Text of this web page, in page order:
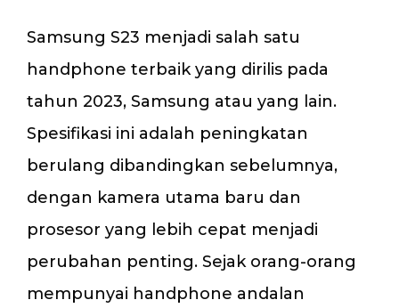
Samsung S23 menjadi salah satu
handphone terbaik yang dirilis pada
tahun 2023, Samsung atau yang lain.
Spesifikasi ini adalah peningkatan
berulang dibandingkan sebelumnya,
dengan kamera utama baru dan
prosesor yang lebih cepat menjadi
perubahan penting. Sejak orang-orang
mempunyai handphone andalan